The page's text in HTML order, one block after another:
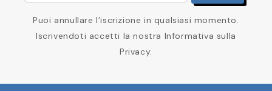
Puoi annullare l’iscrizione in qualsiasi momento.
Iscrivendoti accetti la nostra Informativa sulla
Privacy.